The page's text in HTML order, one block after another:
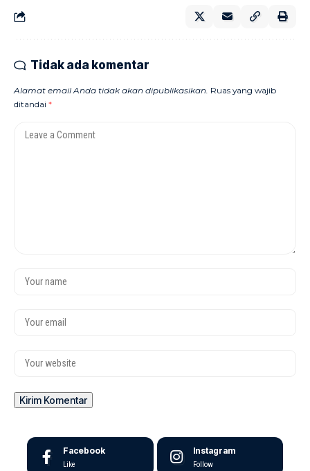
Tidak ada komentar
Alamat email Anda tidak akan dipublikasikan. Ruas yang wajib
ditandai *
Facebook
Like
Instagram
Follow